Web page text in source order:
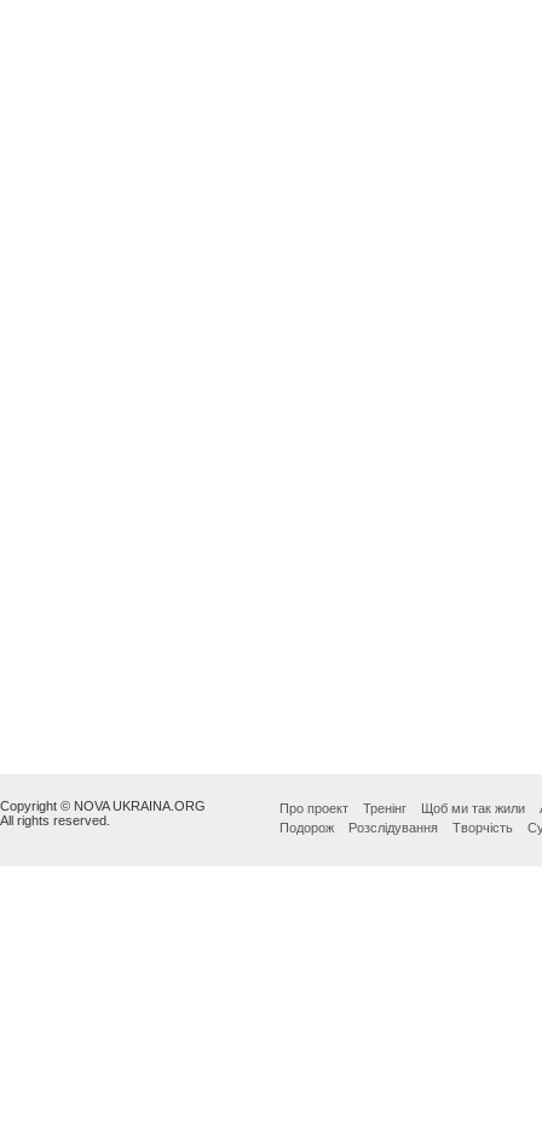
Copyright © NOVA UKRAINA.ORG
All rights reserved.
Про проект Тренінг Щоб ми так жили
Подорож
Розслідування Творчість